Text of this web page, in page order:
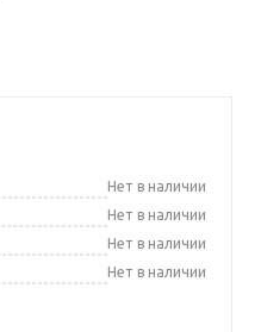
Нет в наличии
Нет в наличии
Нет в наличии
Нет в наличии